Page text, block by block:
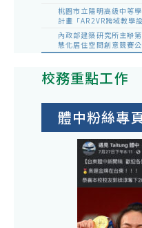
桃園市立陽明高級中等
計畫「AR2VR跨域教學
內政部建築研究所主辦
慧化居住空間創意競賽
校務重點工作
體中粉絲專